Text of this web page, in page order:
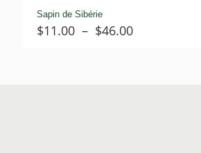
Sapin de Sibérie
$11.00 – $46.00Plage